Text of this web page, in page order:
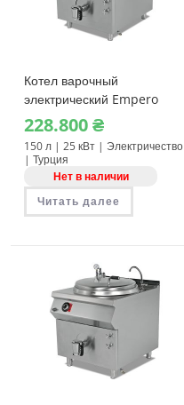
Котел варочный
электрический Empero
EMP.KTE.150
228.800₴
150 л | 25 кВт | Электричество
| Турция
Нет в наличии
Читать далее